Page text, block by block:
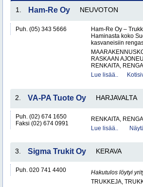
1. Ham-Re Oy NEUVOTON
Puh. (05) 343 5666
Ham-Re Oy –
Haminasta koko
kasvaneisiin
RASKAAN
RENKAITA,
Lue lisää..
2. VA-PA Tuote Oy HARJAVALTA
Puh. (02) 674 1650
Faksi (02) 674 0991
RENKAITA,
Lue lisää..
3. Sigma Trukit Oy KERAVA
Puh. 020 741 4400
Hakutulos löytyi
TRUKKEJA,